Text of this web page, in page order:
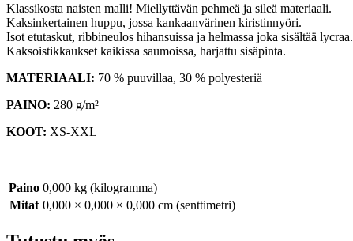
Klassikosta naisten malli! Miellyttävän pehmeä ja sileä materiaali.
Kaksinkertainen huppu, jossa kankaanvärinen kiristinnyöri.
Isot etutaskut, ribbineulos hihansuissa ja helmassa joka sisältää lycraa.
Kaksoistikkaukset kaikissa saumoissa, harjattu sisäpinta.
MATERIAALI: 70 % puuvillaa, 30 % polyesteriä
PAINO: 280 g/m²
KOOT: XS-XXL
Paino 0,000 kg (kilogramma)
Mitat 0,000 × 0,000 × 0,000 cm (senttimetri)